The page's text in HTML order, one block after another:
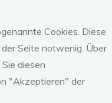
Cookies. Diese
Seite notwenig. Über
diesen
"Akzeptieren" der